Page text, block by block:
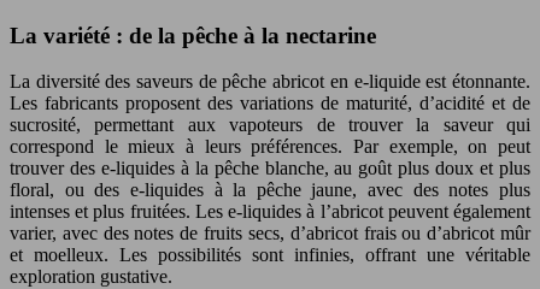
La variété : de la pêche à la nectarine
La diversité des saveurs de pêche abricot en e-liquide est étonnante.
Les fabricants proposent des variations de maturité, d’acidité et de
sucrosité, permettant aux vapoteurs de trouver la saveur qui
correspond le mieux à leurs préférences. Par exemple, on peut
trouver des e-liquides à la pêche blanche, au goût plus doux et plus
floral, ou des e-liquides à la pêche jaune, avec des notes plus
intenses et plus fruitées. Les e-liquides à l’abricot peuvent également
varier, avec des notes de fruits secs, d’abricot frais ou d’abricot mûr
et moelleux. Les possibilités sont infinies, offrant une véritable
exploration gustative.